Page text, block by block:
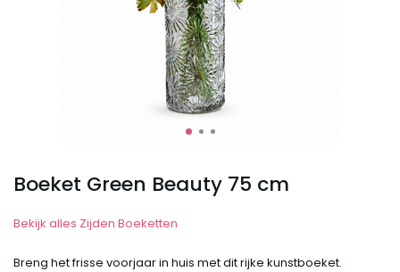
Boeket Green Beauty 75 cm
Bekijk alles Zijden Boeketten
Breng het frisse voorjaar in huis met dit rijke kunstboeket.